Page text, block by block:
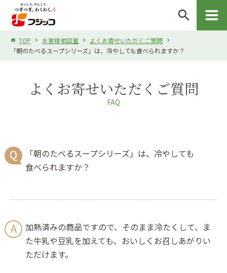
search
TOP お客様相談室
よくお寄せいただくご質問
「朝のたべるスープシリーズ」は、冷やしても食べられますか？
よくお寄せいただくご質問
FAQ
「朝のたべるスープシリーズ」は、冷やしても
食べられますか？
加熱済みの商品ですので、そのまま冷たくして、ま
た牛乳や豆乳を加えても、おいしくお召しあがりい
ただけます。